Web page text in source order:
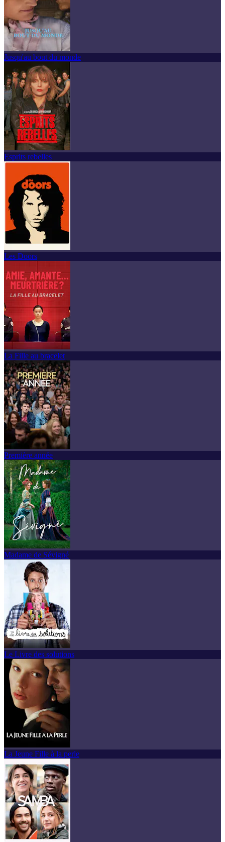
Jusqu'au bout du monde
Esprits rebelles
Les Doors
La Fille au bracelet
Première année
Madame de Sévigné
Le Livre des solutions
La Jeune Fille à la perle